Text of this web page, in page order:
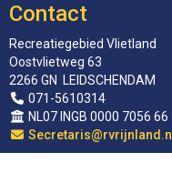
Contact
Recreatiegebied Vlietland
Oostvlietweg 63
2266 GN LEIDSCHENDAM
071-5610314
NL07 INGB 0000 7056 66
siraterceS@rvrijnland.nl